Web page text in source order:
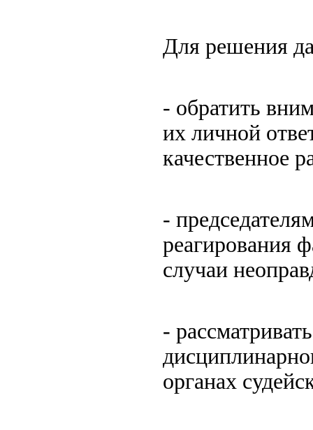
Для решения
- обратить
их личной
качественное
-
реагирования
случаи
-
органах